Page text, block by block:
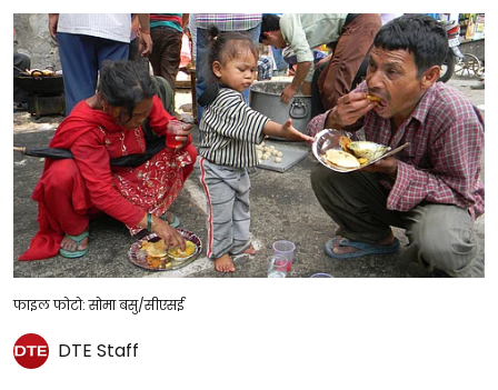
फाइल फोटो: सोमा बसु/सीएसई
DTE Staff